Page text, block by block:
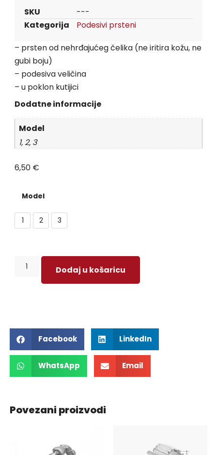
SKU ---
Kategorija Podesivi prsteni
– prsten od nehrđajućeg čelika (ne iritira kožu, ne
gubi boju)
– podesiva veličina
– u poklon kutijici
Dodatne informacije
Model
1, 2, 3
6,50 €
Model
1 2 3
Dodaj u košaricu
Facebook LinkedIn
WhatsApp Email
Povezani proizvodi